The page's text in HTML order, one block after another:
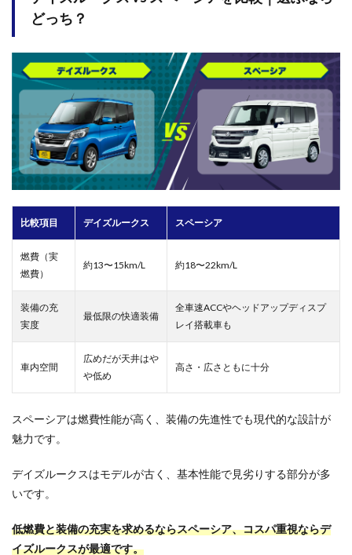
どっち？
比較項目 デイズルークス スペーシア
燃費（実
燃費）
約13〜15km/L 約18〜22km/L
装備の充
実度
最低限の快適装備
全車速ACCやヘッドアップディスプ
レイ搭載車も
車内空間
広めだが天井はや
や低め
高さ・広さともに十分
スペーシアは燃費性能が高く、装備の先進性でも現代的な設計が
魅力です。
デイズルークスはモデルが古く、基本性能で見劣りする部分が多
いです。
低燃費と装備の充実を求めるならスペーシア、コスパ重視ならデ
イズルークスが最適です。